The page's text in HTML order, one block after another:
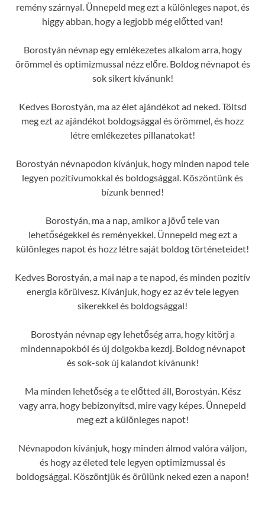
remény szárnyal. Ünnepeld meg ezt a különleges napot, és
higgy abban, hogy a legjobb még előtted van!
Borostyán névnap egy emlékezetes alkalom arra, hogy
örömmel és optimizmussal nézz előre. Boldog névnapot és
sok sikert kívánunk!
Kedves Borostyán, ma az élet ajándékot ad neked. Töltsd
meg ezt az ajándékot boldogsággal és örömmel, és hozz
létre emlékezetes pillanatokat!
Borostyán névnapodon kívánjuk, hogy minden napod tele
legyen pozitívumokkal és boldogsággal. Köszöntünk és
bízunk benned!
Borostyán, ma a nap, amikor a jövő tele van
lehetőségekkel és reményekkel. Ünnepeld meg ezt a
különleges napot és hozz létre saját boldog történeteidet!
Kedves Borostyán, a mai nap a te napod, és minden pozitív
energia körülvesz. Kívánjuk, hogy ez az év tele legyen
sikerekkel és boldogsággal!
Borostyán névnap egy lehetőség arra, hogy kitörj a
mindennapokból és új dolgokba kezdj. Boldog névnapot
és sok-sok új kalandot kívánunk!
Ma minden lehetőség a te előtted áll, Borostyán. Kész
vagy arra, hogy bebizonyítsd, mire vagy képes. Ünnepeld
meg ezt a különleges napot!
Névnapodon kívánjuk, hogy minden álmod valóra váljon,
és hogy az életed tele legyen optimizmussal és
boldogsággal. Köszöntjük és örülünk neked ezen a napon!